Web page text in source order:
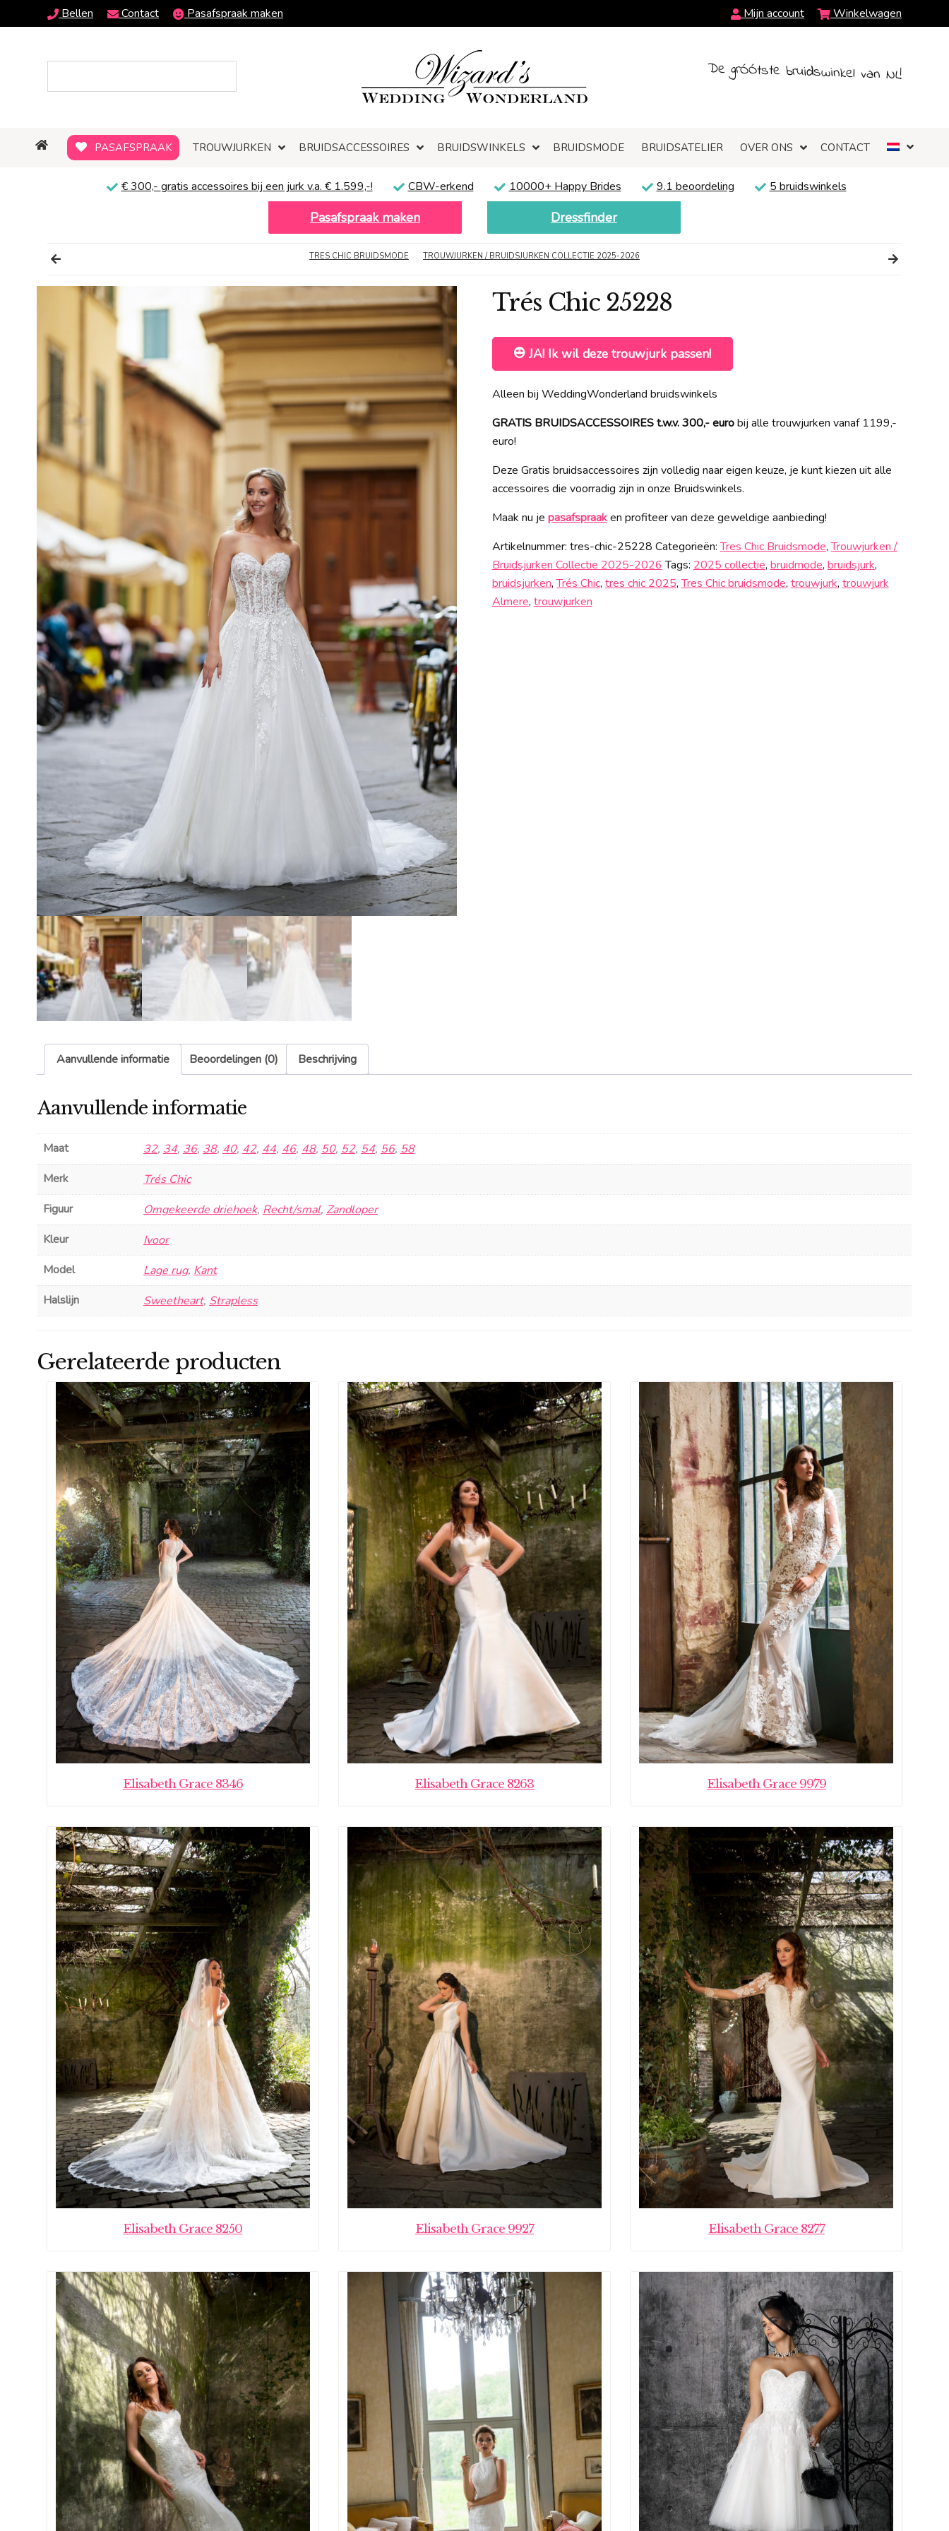
Bellen Contact Pasafspraak maken Mijn account Winkelwagen
De grÓÓtste bruidswinkel van NL!
PASAFSPRAAK TROUWJURKEN BRUIDSACCESSOIRES BRUIDSWINKELS BRUIDSMODE BRUIDSATELIER OVER ONS CONTACT
€ 300,- gratis accessoires bij een jurk v.a. € 1.599,-! CBW-erkend 10000+ Happy Brides 9.1 beoordeling 5 bruidswinkels
Pasafspraak maken Dressfinder
TRES CHIC BRUIDSMODE TROUWJURKEN / BRUIDSJURKEN COLLECTIE 2025-2026
Trés Chic 25228
JA! Ik wil deze trouwjurk passen!
Alleen bij WeddingWonderland bruidswinkels
GRATIS BRUIDSACCESSOIRES t.w.v. 300,- eurobij alle trouwjurken vanaf 1199,-
euro!
Deze Gratis bruidsaccessoires zijn volledig naar eigen keuze, je kunt kiezen uit alle
accessoires die voorradig zijn in onze Bruidswinkels.
Maak nu je pasafspraaken profiteer van deze geweldige aanbieding!
Artikelnummer: tres-chic-25228 Categorieën:Tres Chic Bruidsmode,Trouwjurken /
Bruidsjurken Collectie 2025-2026 Tags: 2025 collectie, bruidmode, bruidsjurk,
bruidsjurken,Trés Chic, tres chic 2025,Tres Chic bruidsmode, trouwjurk, trouwjurk
Almere, trouwjurken
Aanvullende informatie Beoordelingen (0) Beschrijving
Aanvullende informatie
Maat 32, 34, 36, 38, 40, 42, 44, 46, 48, 50, 52, 54, 56, 58
Merk
Trés Chic
Figuur
Omgekeerde driehoek, Recht/smal, Zandloper
Kleur
Ivoor
Model
Lage rug, Kant
Halslijn
Sweetheart, Strapless
Gerelateerde producten
Elisabeth Grace 8346 Elisabeth Grace 8263 Elisabeth Grace 9979
Elisabeth Grace 8250 Elisabeth Grace 9927 Elisabeth Grace 8277